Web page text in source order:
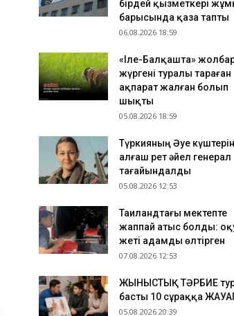
Қазақстандық ескек есушілер Азия
чемпионатында 4 медаль жеңіп алды
Астанадан Омбыға әуе рейстері уақытша
тоқтатылды
07.08.2026 17:41
​Танымал курорттағы қорық қызметкерін
бірдей қызметкері
барысында қаза тапты
06.08.2026 18:59
«Іле-Балқашта»
жүргені туралы тараған
ақпарат жалған болып
шықты
05.08.2026 18:59
Түркияның Әуе
алғаш рет әйел генерал
тағайындалды
05.08.2026 12:53
Таиландтағы мектепте
жаппай атыс болды:
жеті адамды өлтірген
07.08.2026 12:53
ЖЫНЫСТЫҚ ТӘРБИЕ
басты 10 сұраққа
05.08.2026 20:39